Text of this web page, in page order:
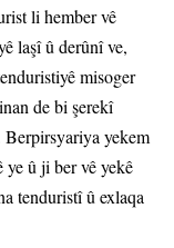
li hember vê
laşî û derûnî ve,
misoger
de bi şerekî
yekem
ye û ji ber vê yekê
tenduristî û exlaqa